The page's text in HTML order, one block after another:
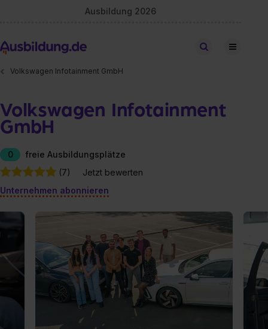
Ausbildung 2026
Stellen finden
Volkswagen Infotainment GmbH
Volkswagen Infotainment
GmbH
0
freie Ausbildungsplätze
(7)
Jetzt bewerten
Unternehmen abonnieren